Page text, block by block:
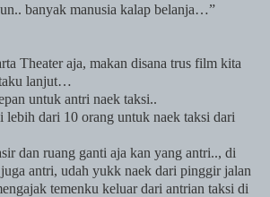
banyak manusia kalap belanja…”
Theater aja, makan disana trus film kita
lanjut…
untuk antri naek taksi..
dari 10 orang untuk naek taksi dari
dan ruang ganti aja kan yang antri.., di
antri, udah yukk naek dari pinggir jalan
temenku keluar dari antrian taksi di